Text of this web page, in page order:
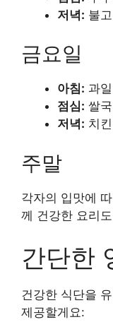
저녁: 불
금요일
아침: 과
점심: 쌀
저녁: 치
주말
각자의 입맛에
께 건강한 요리
간단한
건강한 식단을
제공할게요: